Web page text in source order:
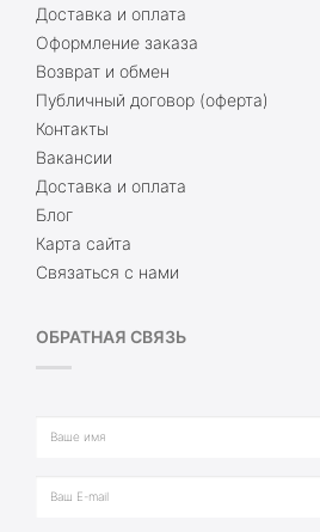
Доставка и оплата
Оформление заказа
Возврат и обмен
Публичный договор (оферта)
Контакты
Вакансии
Доставка и оплата
Блог
Карта сайта
Связаться с нами
ОБРАТНАЯ СВЯЗЬ